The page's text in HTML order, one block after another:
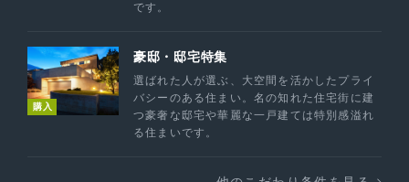
です。
購入
豪邸・邸宅特集
選ばれた人が選ぶ、大空間を活かしたプライ
バシーのある住まい。名の知れた住宅街に建
つ豪奢な邸宅や華麗な一戸建ては特別感溢れ
る住まいです。